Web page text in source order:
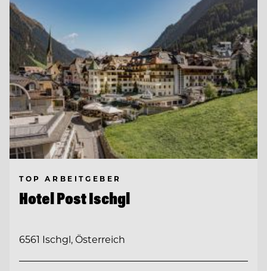
TOP ARBEITGEBER
Hotel Post Ischgl
6561 Ischgl, Österreich